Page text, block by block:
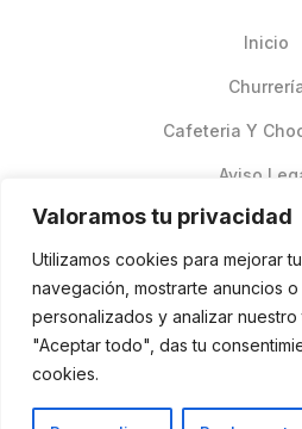
Valoramos tu privacidad
Utilizamos cookies para mejorar
navegación, mostrarte anuncios
personalizados y analizar
"Aceptar todo", das tu
cookies.
Inicio
Cafeteria Y
Aviso
Pedidos